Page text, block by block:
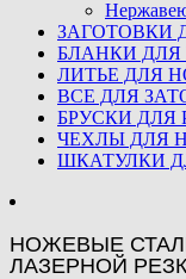
ЗАГОТОВКИ
БЛАНКИ
ЛИТЬЕ ДЛЯ
ВСЕ ДЛЯ
БРУСКИ ДЛЯ
ЧЕХЛЫ ДЛЯ
ШКАТУЛКИ
НОЖЕВЫЕ
ЛАЗЕРНОЙ